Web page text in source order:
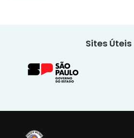
Sites Úteis